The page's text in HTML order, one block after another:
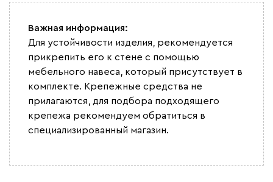
Важная информация:
Для устойчивости изделия, рекомендуется
прикрепить его к стене с помощью
мебельного навеса, который присутствует в
комплекте. Крепежные средства не
прилагаются, для подбора подходящего
крепежа рекомендуем обратиться в
специализированный магазин.